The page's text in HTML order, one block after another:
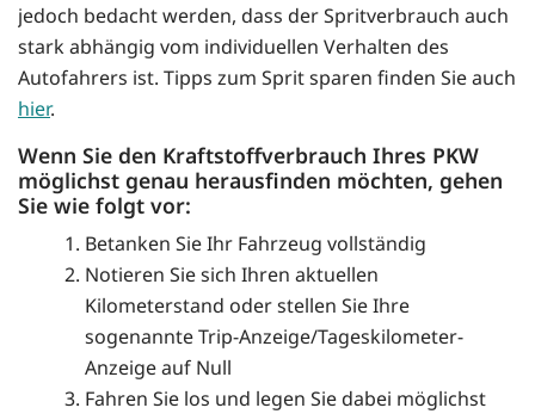
jedoch bedacht werden, dass der Spritverbrauch auch
stark abhängig vom individuellen Verhalten des
Autofahrers ist. Tipps zum Sprit sparen finden Sie auch
hier.
Wenn Sie den Kraftstoffverbrauch Ihres PKW
möglichst genau herausfinden möchten, gehen
Sie wie folgt vor:
Betanken Sie Ihr Fahrzeug vollständig
Notieren Sie sich Ihren aktuellen
Kilometerstand oder stellen Sie Ihre
sogenannte Trip-Anzeige/Tageskilometer-
Anzeige auf Null
Fahren Sie los und legen Sie dabei möglichst